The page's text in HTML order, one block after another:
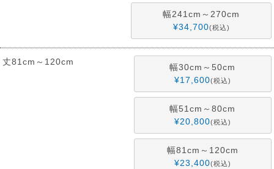
幅241cm～270cm
¥34,700 税込
丈81cm～120cm
幅30cm～50cm
¥17,600 税込
幅51cm～80cm
¥20,800 税込
幅81cm～120cm
¥23,400 税込